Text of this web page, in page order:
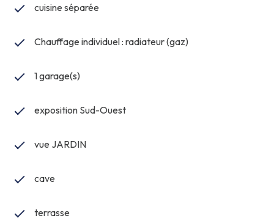
cuisine séparée
Chauffage individuel : radiateur (gaz)
1 garage(s)
exposition Sud-Ouest
vue JARDIN
cave
terrasse